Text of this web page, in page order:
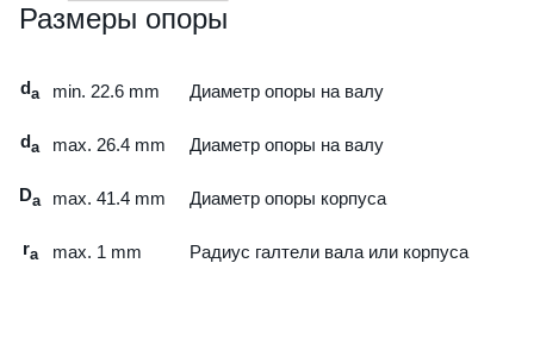
Размеры опоры
da min. 22.6 mm Диаметр опоры на валу
da max. 26.4 mm Диаметр опоры на валу
Da max. 41.4 mm Диаметр опоры корпуса
ra max. 1 mm Радиус галтели вала или корпуса